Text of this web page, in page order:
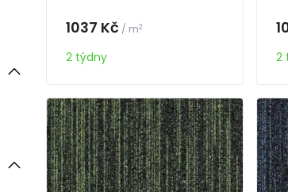
1037 Kč / m2
2 týdny 2